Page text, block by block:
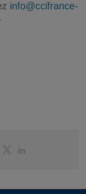
info@ccifrance-
.
PartagerPartager